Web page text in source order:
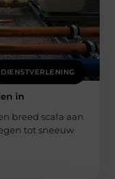
DIENSTVERLENING
in
breed scala aan
tot sneeuw